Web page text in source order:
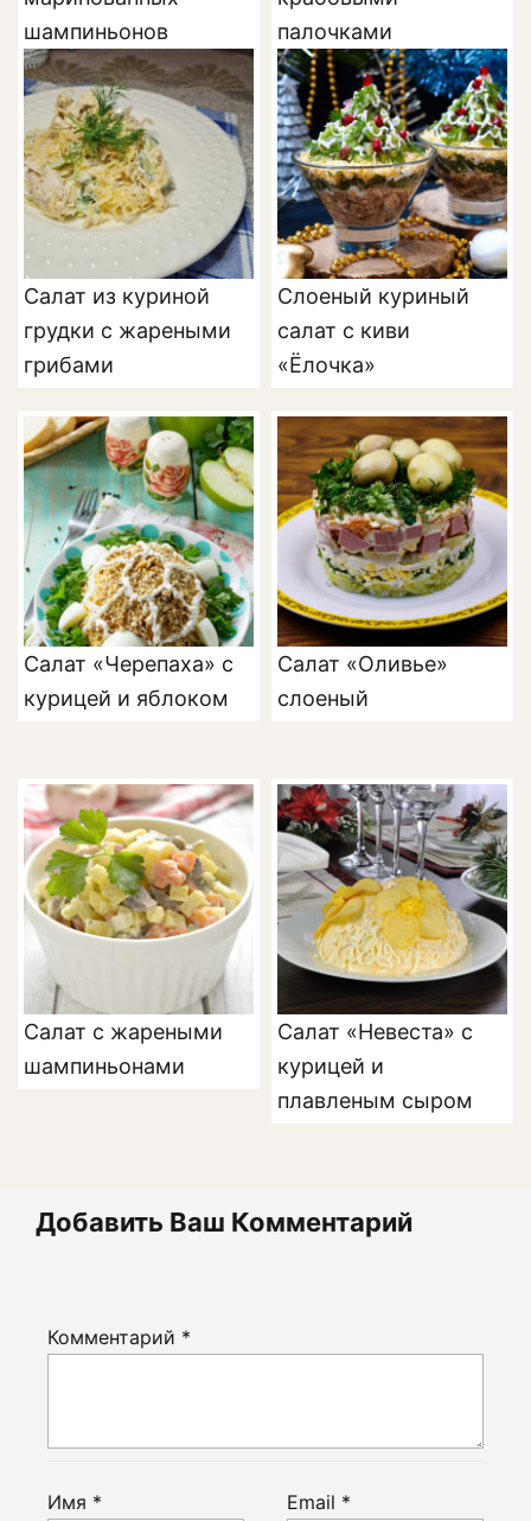
шампиньонов
палочками
Салат из куриной
грудки с жареными
грибами
Слоеный куриный
салат с киви
«Ёлочка»
Салат «Черепаха» с
курицей и яблоком
Салат «Оливье»
слоеный
Салат с жареными
шампиньонами
Салат «Невеста» с
курицей и
плавленым сыром
Добавить Ваш Комментарий
Комментарий *
Имя * Email *